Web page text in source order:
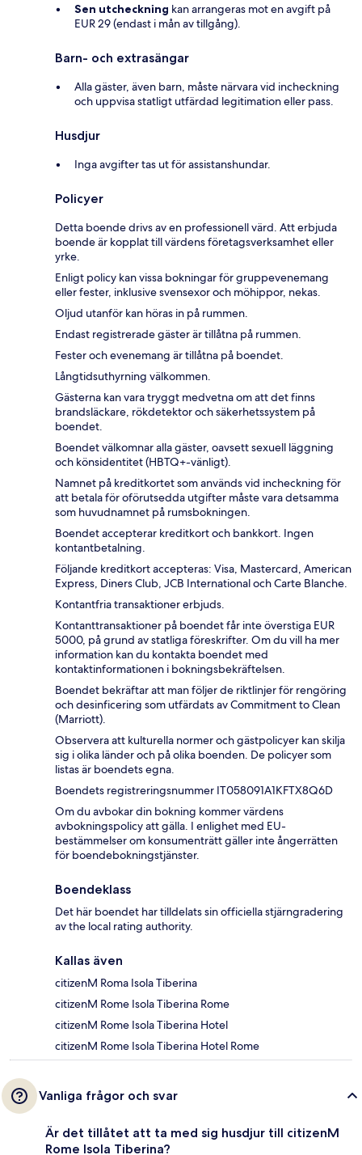
Sen utcheckning kan arrangeras mot en avgift på
EUR 29 (endast i mån av tillgång).
Barn- och extrasängar
Alla gäster, även barn, måste närvara vid incheckning
och uppvisa statligt utfärdad legitimation eller pass.
Husdjur
Inga avgifter tas ut för assistanshundar.
Policyer
Detta boende drivs av en professionell värd. Att erbjuda
boende är kopplat till värdens företagsverksamhet eller
yrke.
Enligt policy kan vissa bokningar för gruppevenemang
eller fester, inklusive svensexor och möhippor, nekas.
Oljud utanför kan höras in på rummen.
Endast registrerade gäster är tillåtna på rummen.
Fester och evenemang är tillåtna på boendet.
Långtidsuthyrning välkommen.
Gästerna kan vara tryggt medvetna om att det finns
brandsläckare, rökdetektor och säkerhetssystem på
boendet.
Boendet välkomnar alla gäster, oavsett sexuell läggning
och könsidentitet (HBTQ+-vänligt).
Namnet på kreditkortet som används vid incheckning för
att betala för oförutsedda utgifter måste vara detsamma
som huvudnamnet på rumsbokningen.
Boendet accepterar kreditkort och bankkort. Ingen
kontantbetalning.
Följande kreditkort accepteras: Visa, Mastercard, American
Express, Diners Club, JCB International och Carte Blanche.
Kontantfria transaktioner erbjuds.
Kontanttransaktioner på boendet får inte överstiga EUR
5000, på grund av statliga föreskrifter. Om du vill ha mer
information kan du kontakta boendet med
kontaktinformationen i bokningsbekräftelsen.
Boendet bekräftar att man följer de riktlinjer för rengöring
och desinficering som utfärdats av Commitment to Clean
(Marriott).
Observera att kulturella normer och gästpolicyer kan skilja
sig i olika länder och på olika boenden. De policyer som
listas är boendets egna.
Boendets registreringsnummer IT058091A1KFTX8Q6D
Om du avbokar din bokning kommer värdens
avbokningspolicy att gälla. I enlighet med EU-
bestämmelser om konsumenträtt gäller inte ångerrätten
för boendebokningstjänster.
Boendeklass
Det här boendet har tilldelats sin officiella stjärngradering
av the local rating authority.
Kallas även
citizenM Roma Isola Tiberina
citizenM Rome Isola Tiberina Rome
citizenM Rome Isola Tiberina Hotel
citizenM Rome Isola Tiberina Hotel Rome
Vanliga frågor och svar
Är det tillåtet att ta med sig husdjur till citizenM
Rome Isola Tiberina?